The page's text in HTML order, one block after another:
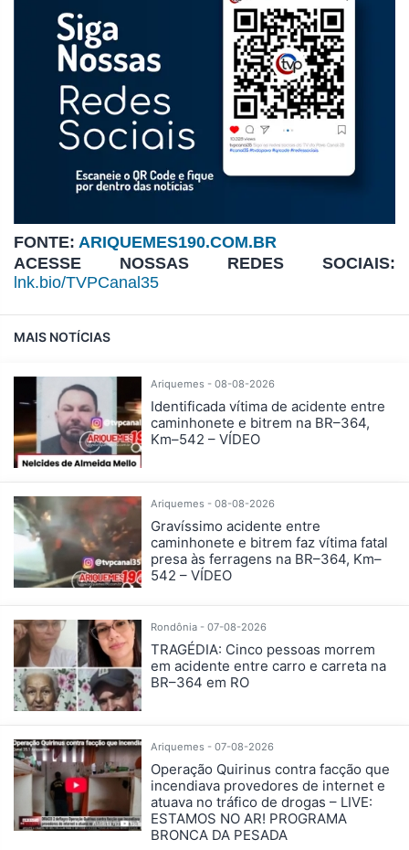
FONTE: ARIQUEMES190.COM.BR
ACESSE NOSSAS REDES SOCIAIS:
lnk.bio/TVPCanal35
MAIS NOTÍCIAS
Ariquemes - 08-08-2026
Identificada vítima de acidente entre
caminhonete e bitrem na BR–364,
Km–542 – VÍDEO
Ariquemes - 08-08-2026
Gravíssimo acidente entre
caminhonete e bitrem faz vítima fatal
presa às ferragens na BR–364, Km–
542 – VÍDEO
Rondônia - 07-08-2026
TRAGÉDIA: Cinco pessoas morrem
em acidente entre carro e carreta na
BR–364 em RO
Ariquemes - 07-08-2026
Operação Quirinus contra facção que
incendiava provedores de internet e
atuava no tráfico de drogas – LIVE:
ESTAMOS NO AR! PROGRAMA
BRONCA DA PESADA